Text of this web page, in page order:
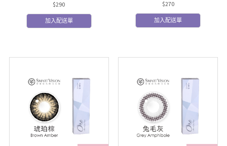
$290
加入配送單
$270
加入配送單